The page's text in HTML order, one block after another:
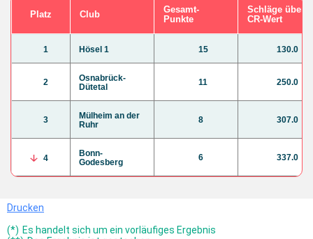
Platz Club
Gesamt-
Punkte
Schläge über
CR-Wert
1 Hösel 1 15 130.0
2
Osnabrück-
Dütetal
11 250.0
3
Mülheim an der
Ruhr
8 307.0
4
Bonn-
Godesberg
6 337.0
Drucken
(*) Es handelt sich um ein vorläufiges Ergebnis